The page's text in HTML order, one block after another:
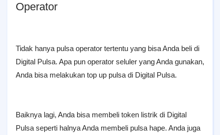
Operator
Tidak hanya pulsa operator tertentu yang bisa Anda beli di
Digital Pulsa. Apa pun operator seluler yang Anda gunakan,
Anda bisa melakukan top up pulsa di Digital Pulsa.
Baiknya lagi, Anda bisa membeli token listrik di Digital
Pulsa seperti halnya Anda membeli pulsa hape. Anda juga